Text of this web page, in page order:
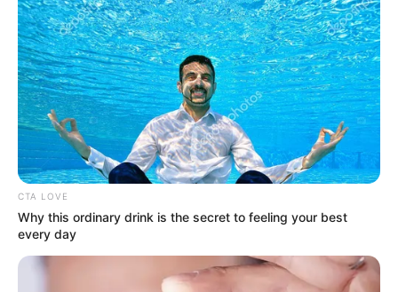
Girón.
Se trata de un pabellón que tiene capacidad para 750
internos,el cual cuenta los avances tecnológicos como
cámaras de seguridad, además lavandería y aulas
virtuales, para capacitación, entre otros.
Lea También:Disminuyó a la mitad producción de
bocadillo veleño por falta de agua en Santander
CTA LOVE
Why this ordinary drink is the secret to feeling your best
every day